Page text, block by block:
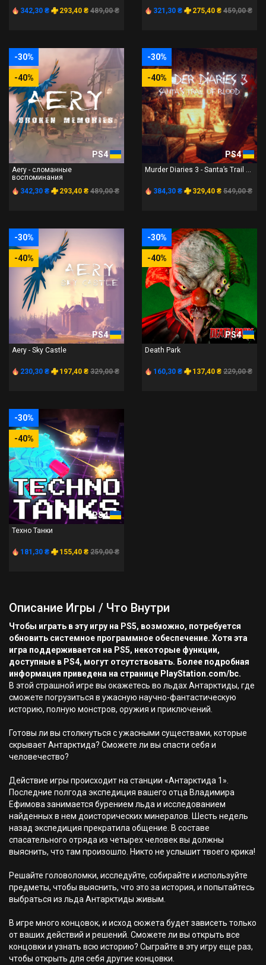
342,30 ₴ 293,40 ₴ 489,00 ₴ 321,30 ₴ 275,40 ₴ 459,00 ₴
-30%
-40%
PS4
Aery - сломанные
воспоминания
342,30 ₴
293,40 ₴ 489,00 ₴
-30%
-40%
PS4
Murder Diaries 3 - Santa’s Trail ...
384,30 ₴ 329,40 ₴ 549,00 ₴
-30%
-40%
PS4
Aery - Sky Castle
230,30 ₴ 197,40 ₴ 329,00 ₴
-30%
-40%
PS4
Death Park
160,30 ₴ 137,40 ₴ 229,00 ₴
-30%
-40%
PS4
Техно Танки
181,30 ₴ 155,40 ₴ 259,00 ₴
Описание Игры / Что Внутри
Чтобы играть в эту игру на PS5, возможно, потребуется
обновить системное программное обеспечение. Хотя эта
игра поддерживается на PS5, некоторые функции,
доступные в PS4, могут отсутствовать. Более подробная
информация приведена на странице PlayStation.com/bc.
В этой страшной игре вы окажетесь во льдах Антарктиды, где
сможете погрузиться в ужасную научно-фантастическую
историю, полную монстров, оружия и приключений.
Готовы ли вы столкнуться с ужасными существами, которые
скрывает Антарктида? Сможете ли вы спасти себя и
человечество?
Действие игры происходит на станции «Антарктида 1».
Последние полгода экспедиция вашего отца Владимира
Ефимова занимается бурением льда и исследованием
найденных в нем доисторических минералов. Шесть недель
назад экспедиция прекратила общение. В составе
спасательного отряда из четырех человек вы должны
выяснить, что там произошло. Никто не услышит твоего крика!
Решайте головоломки, исследуйте, собирайте и используйте
предметы, чтобы выяснить, что это за история, и попытайтесь
выбраться из льда Антарктиды живым.
В игре много концовок, и исход сюжета будет зависеть только
от ваших действий и решений. Сможете ли вы открыть все
концовки и узнать всю историю? Сыграйте в эту игру еще раз,
чтобы открыть для себя другие концовки.